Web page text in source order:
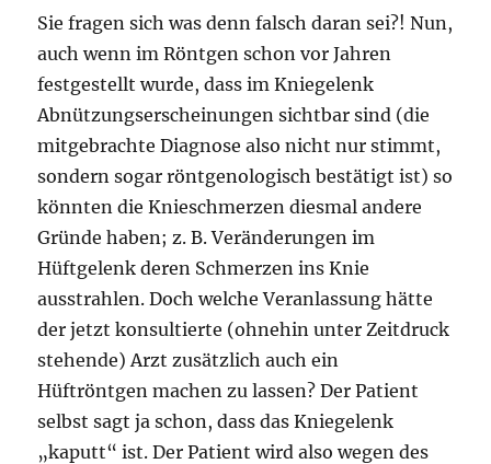
Sie fragen sich was denn falsch daran sei?! Nun,
auch wenn im Röntgen schon vor Jahren
festgestellt wurde, dass im Kniegelenk
Abnützungserscheinungen sichtbar sind (die
mitgebrachte Diagnose also nicht nur stimmt,
sondern sogar röntgenologisch bestätigt ist) so
könnten die Knieschmerzen diesmal andere
Gründe haben; z. B. Veränderungen im
Hüftgelenk deren Schmerzen ins Knie
ausstrahlen. Doch welche Veranlassung hätte
der jetzt konsultierte (ohnehin unter Zeitdruck
stehende) Arzt zusätzlich auch ein
Hüftröntgen machen zu lassen? Der Patient
selbst sagt ja schon, dass das Kniegelenk
„kaputt“ ist. Der Patient wird also wegen des